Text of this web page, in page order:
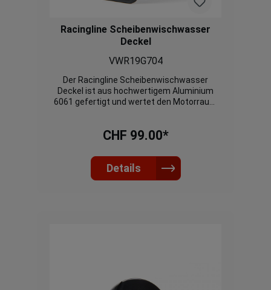
Racingline Scheibenwischwasser
Deckel
VWR19G704
Der Racingline Scheibenwischwasser
Deckel ist aus hochwertigem Aluminium
6061 gefertigt und wertet den Motorraum
Plastikdeckels.
CHF 99.00*
Details